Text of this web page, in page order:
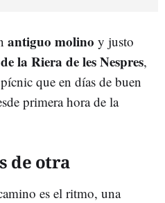
antiguo molino y justo
la Riera de les Nespres,
que en días de buen
primera hora de la
de otra
es el ritmo, una